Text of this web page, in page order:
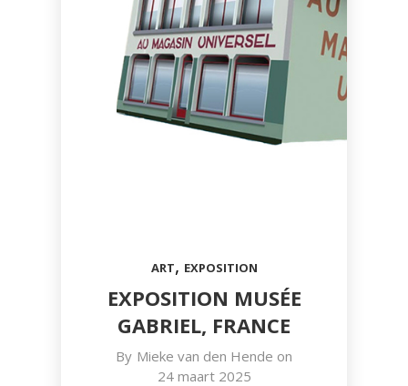
ART, EXPOSITION
EXPOSITION MUSÉE
GABRIEL, FRANCE
By Mieke van den Hende on
24 maart 2025